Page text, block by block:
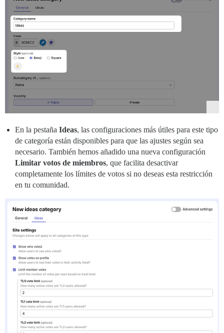
En la pestaña Ideas, las configuraciones más útiles para este tipo
de categoría están disponibles para que las ajustes según sea
necesario. También hemos añadido una nueva configuración
Limitar votos de miembros, que facilita desactivar
completamente los límites de votos si no deseas esta restricción
en tu comunidad.